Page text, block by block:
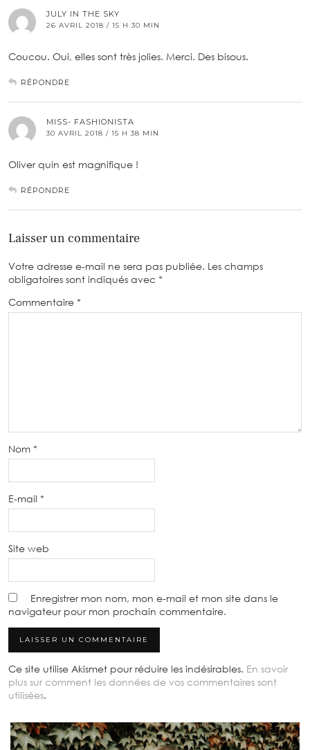
JULY IN THE SKY
26 AVRIL 2018 / 15 H 30 MIN
Coucou. Oui, elles sont très jolies. Merci. Des bisous.
RÉPONDRE
MISS- FASHIONISTA
30 AVRIL 2018 / 15 H 38 MIN
Oliver quin est magnifique !
RÉPONDRE
Laisser un commentaire
Votre adresse e-mail ne sera pas publiée. Les champs
obligatoires sont indiqués avec *
Commentaire *
Nom *
E-mail *
Site web
Enregistrer mon nom, mon e-mail et mon site dans le
navigateur pour mon prochain commentaire.
Ce site utilise Akismet pour réduire les indésirables. En savoir
plus sur comment les données de vos commentaires sont
utilisées.